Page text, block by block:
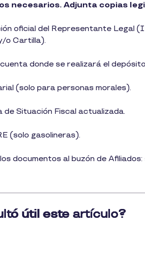
necesarios. Adjunta copias
oficial del Representante Legal
o Cartilla).
donde se realizará el
(solo para personas morales).
de Situación Fiscal actualizada.
(solo gasolineras).
documentos al buzón de Afiliados: